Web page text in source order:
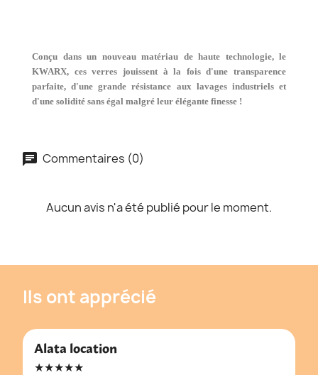
Conçu dans un nouveau matériau de haute technologie, le
KWARX, ces verres jouissent à la fois d'une transparence
parfaite, d'une grande résistance aux lavages industriels et
d'une solidité sans égal malgré leur élégante finesse !
Commentaires (0)
Aucun avis n'a été publié pour le moment.
Ils ont apprécié
Alata location
★★★★★